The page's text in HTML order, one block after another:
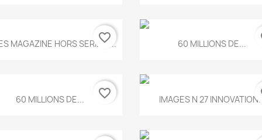
Aperçu rapide
MAGAZINE HORS SERIE N...
favorite_border Aperçu rapide
60 MILLIONS DE...
Aperçu rapide
60 MILLIONS DE... favorite_border Aperçu rapide
IMAGES N 27